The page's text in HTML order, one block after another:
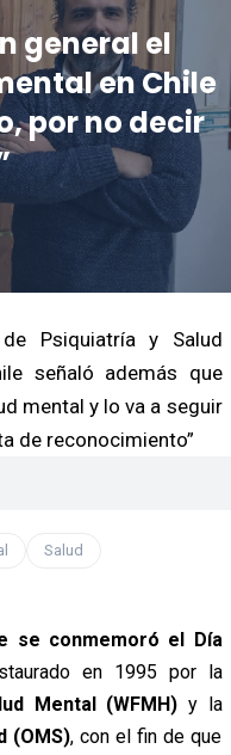
general el
en Chile
por no decir
Psiquiatría y Salud
señaló además que
mental y lo va a seguir
de reconocimiento”
Salud
se conmemoró el Día
en 1995 por la
Mental (WFMH) y la
(OMS), con el fin de que